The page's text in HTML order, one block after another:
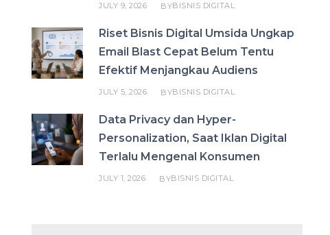
JULY 9, 2026 BYBISNIS DIGITAL
Riset Bisnis Digital Umsida Ungkap
Email Blast Cepat Belum Tentu
Efektif Menjangkau Audiens
JULY 5, 2026 BYBISNIS DIGITAL
Data Privacy dan Hyper-
Personalization, Saat Iklan Digital
Terlalu Mengenal Konsumen
JULY 1, 2026 BYBISNIS DIGITAL